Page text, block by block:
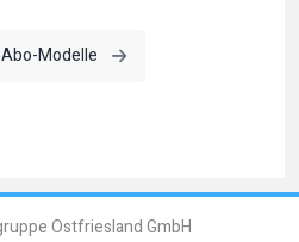
Modelle
Ostfriesland GmbH